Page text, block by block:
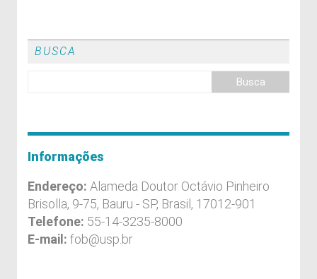
BUSCA
Informações
Endereço: Alameda Doutor Octávio Pinheiro
Brisolla, 9-75, Bauru - SP, Brasil, 17012-901
Telefone: 55-14-3235-8000
E-mail: fob@usp.br